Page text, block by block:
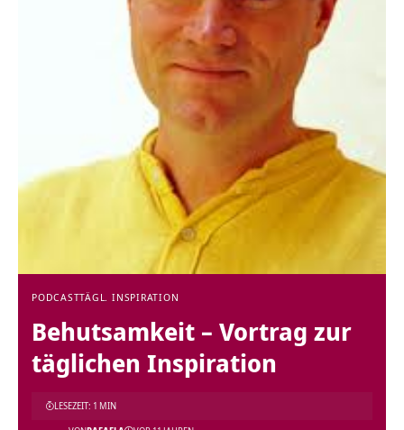
PODCASTTÄGL. INSPIRATION
Behutsamkeit – Vortrag zur
täglichen Inspiration
LESEZEIT: 1 MIN